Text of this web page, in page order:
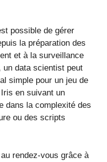
possible de gérer
la préparation des
et à la surveillance
un data scientist peut
simple pour un jeu de
en suivant un
dans la complexité des
ou des scripts
rendez-vous grâce à